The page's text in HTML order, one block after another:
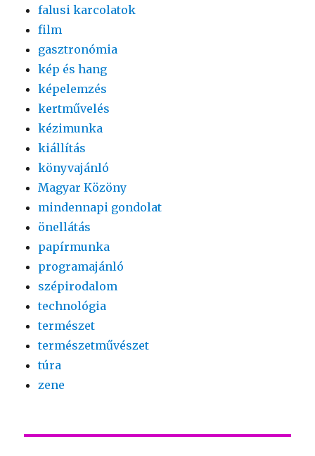
falusi karcolatok
film
gasztronómia
kép és hang
képelemzés
kertművelés
kézimunka
kiállítás
könyvajánló
Magyar Közöny
mindennapi gondolat
önellátás
papírmunka
programajánló
szépirodalom
technológia
természet
természetművészet
túra
zene